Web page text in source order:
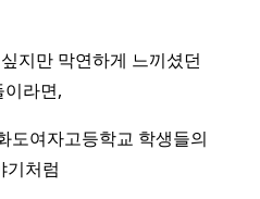
지만 막연하게 느끼셨던
이라면,
도여자고등학교 학생들의
기처럼